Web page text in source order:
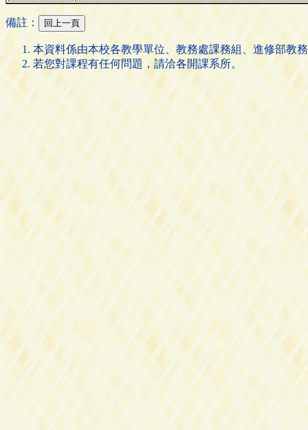
備註：
本資料係由本校各教學單位、教務處課務組、進修部教
若您對課程有任何問題，請洽各開課系所。